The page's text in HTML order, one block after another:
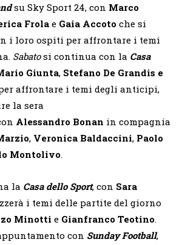
su Sky Sport 24, con Marco
Frola e Gaia Accoto che si
i loro ospiti per affrontare i temi
Sabatosi continua con la Casa
Giunta, Stefano De Grandis e
affrontare i temi degli anticipi,
la sera
Alessandro Bonan in compagnia
, Veronica Baldaccini, Paolo
Montolivo.
la Casa dello Sport, con Sara
i temi delle partite del giorno
Minotti e Gianfranco Teotino.
con Sunday Football,